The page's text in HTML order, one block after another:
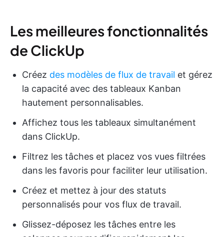
Les meilleures fonctionnalités
de ClickUp
Créez des modèles de flux de travail et gérez
la capacité avec des tableaux Kanban
hautement personnalisables.
Affichez tous les tableaux simultanément
dans ClickUp.
Filtrez les tâches et placez vos vues filtrées
dans les favoris pour faciliter leur utilisation.
Créez et mettez à jour des statuts
personnalisés pour vos flux de travail.
Glissez-déposez les tâches entre les